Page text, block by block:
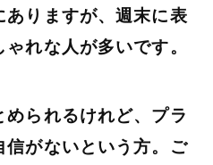
りますが、週末に表
れな人が多いです。
られるけれど、プラ
信がないという方。ご